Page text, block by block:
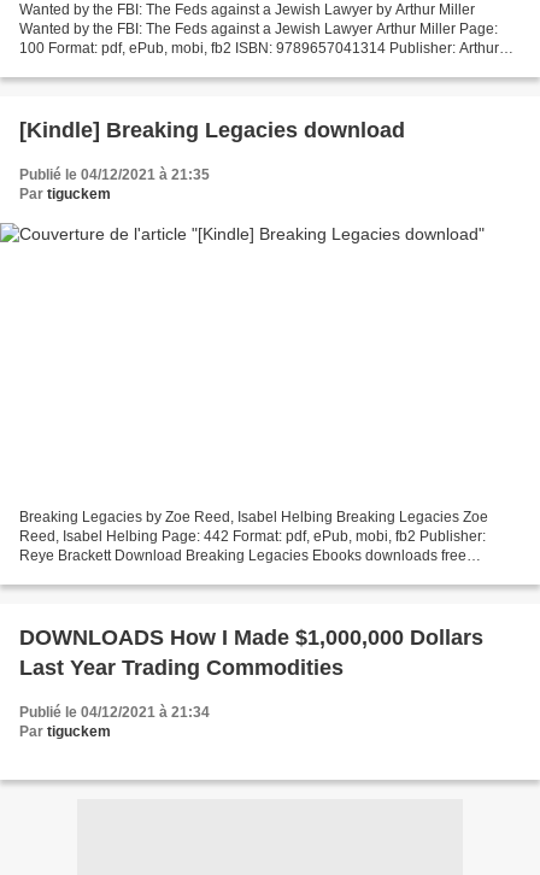
Wanted by the FBI: The Feds against a Jewish Lawyer by Arthur Miller
Wanted by the FBI: The Feds against a Jewish Lawyer Arthur Miller Page:
100 Format: pdf, ePub, mobi, fb2 ISBN: 9789657041314 Publisher: Arthur
[Kindle] Breaking Legacies download
Publié le 04/12/2021 à 21:35
Par tiguckem
Breaking Legacies by Zoe Reed, Isabel Helbing Breaking Legacies Zoe
Reed, Isabel Helbing Page: 442 Format: pdf, ePub, mobi, fb2 Publisher:
Reye Brackett Download Breaking Legacies Ebooks downloads free
DOWNLOADS How I Made $1,000,000 Dollars
Last Year Trading Commodities
Publié le 04/12/2021 à 21:34
Par tiguckem